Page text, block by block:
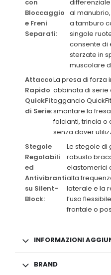
con
Bloccaggio
e Freni
Separati:
al
a tamburo
singole
consente di
sterzate in
muscolare
Attacco
Rapido
QuickFit
di Serie:
La presa di forza
abbinata di serie
aggancio
smontare la
falcianti, trincia o
senza dover
Stegole
Regolabili
ed
Antivibranti
su Silent-
Block:
Le stegole di
robusto
elastomerici
alta
laterale e la
l’uso
frontale o
INFORMAZIONI
BRAND